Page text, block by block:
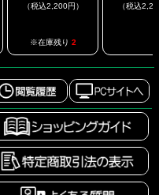
（税込2,200円）
※在庫残り 2
（税込